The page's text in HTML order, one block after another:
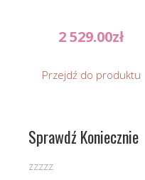
2 529.00zł
Przejdź do produktu
Sprawdź Koniecznie
zzzzz